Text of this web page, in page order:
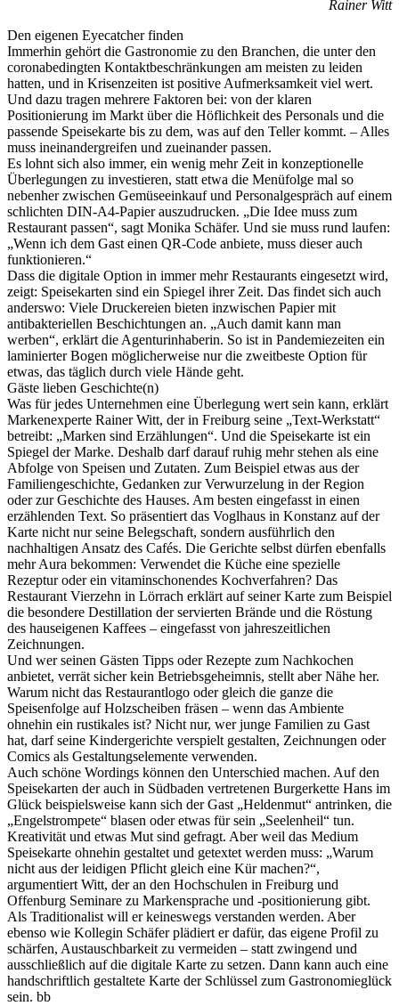
Rainer Witt
Den eigenen Eyecatcher finden
Immerhin gehört die Gastronomie zu den Branchen, die unter den
coronabedingten Kontaktbeschränkungen am meisten zu leiden
hatten, und in Krisenzeiten ist positive Aufmerksamkeit viel wert.
Und dazu tragen mehrere Faktoren bei: von der klaren
Positionierung im Markt über die Höflichkeit des Personals und die
passende Speisekarte bis zu dem, was auf den Teller kommt. – Alles
muss ineinandergreifen und zueinander passen.
Es lohnt sich also immer, ein wenig mehr Zeit in konzeptionelle
Überlegungen zu investieren, statt etwa die Menüfolge mal so
nebenher zwischen Gemüseeinkauf und Personalgespräch auf einem
schlichten DIN-A4-Papier auszudrucken. „Die Idee muss zum
Restaurant passen“, sagt Monika Schäfer. Und sie muss rund laufen:
„Wenn ich dem Gast einen QR-Code anbiete, muss dieser auch
funktionieren.“
Dass die digitale Option in immer mehr Restaurants eingesetzt wird,
zeigt: Speisekarten sind ein Spiegel ihrer Zeit. Das findet sich auch
anderswo: Viele Druckereien bieten inzwischen Papier mit
antibakteriellen Beschichtungen an. „Auch damit kann man
werben“, erklärt die Agenturinhaberin. So ist in Pandemiezeiten ein
laminierter Bogen möglicherweise nur die zweitbeste Option für
etwas, das täglich durch viele Hände geht.
Gäste lieben Geschichte(n)
Was für jedes Unternehmen eine Überlegung wert sein kann, erklärt
Markenexperte Rainer Witt, der in Freiburg seine „Text-Werkstatt“
betreibt: „Marken sind Erzählungen“. Und die Speisekarte ist ein
Spiegel der Marke. Deshalb darf darauf ruhig mehr stehen als eine
Abfolge von Speisen und Zutaten. Zum Beispiel etwas aus der
Familiengeschichte, Gedanken zur Verwurzelung in der Region
oder zur Geschichte des Hauses. Am besten eingefasst in einen
erzählenden Text. So präsentiert das Voglhaus in Konstanz auf der
Karte nicht nur seine Belegschaft, sondern ausführlich den
nachhaltigen Ansatz des Cafés. Die Gerichte selbst dürfen ebenfalls
mehr Aura bekommen: Verwendet die Küche eine spezielle
Rezeptur oder ein vitaminschonendes Kochverfahren? Das
Restaurant Vierzehn in Lörrach erklärt auf seiner Karte zum Beispiel
die besondere Destillation der servierten Brände und die Röstung
des hauseigenen Kaffees – eingefasst von jahreszeitlichen
Zeichnungen.
Und wer seinen Gästen Tipps oder Rezepte zum Nachkochen
anbietet, verrät sicher kein Betriebsgeheimnis, stellt aber Nähe her.
Warum nicht das Restaurantlogo oder gleich die ganze die
Speisenfolge auf Holzscheiben fräsen – wenn das Ambiente
ohnehin ein rustikales ist? Nicht nur, wer junge Familien zu Gast
hat, darf seine Kindergerichte verspielt gestalten, Zeichnungen oder
Comics als Gestaltungselemente verwenden.
Auch schöne Wordings können den Unterschied machen. Auf den
Speisekarten der auch in Südbaden vertretenen Burgerkette Hans im
Glück beispielsweise kann sich der Gast „Heldenmut“ antrinken, die
„Engelstrompete“ blasen oder etwas für sein „Seelenheil“ tun.
Kreativität und etwas Mut sind gefragt. Aber weil das Medium
Speisekarte ohnehin gestaltet und getextet werden muss: „Warum
nicht aus der leidigen Pflicht gleich eine Kür machen?“,
argumentiert Witt, der an den Hochschulen in Freiburg und
Offenburg Seminare zu Markensprache und -positionierung gibt.
Als Traditionalist will er keineswegs verstanden werden. Aber
ebenso wie Kollegin Schäfer plädiert er dafür, das eigene Profil zu
schärfen, Austauschbarkeit zu vermeiden – statt zwingend und
ausschließlich auf die digitale Karte zu setzen. Dann kann auch eine
handschriftlich gestaltete Karte der Schlüssel zum Gastronomieglück
sein. bb